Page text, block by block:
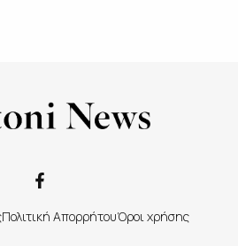
Πολιτική ΑπορρήτουΌροι χρήσης